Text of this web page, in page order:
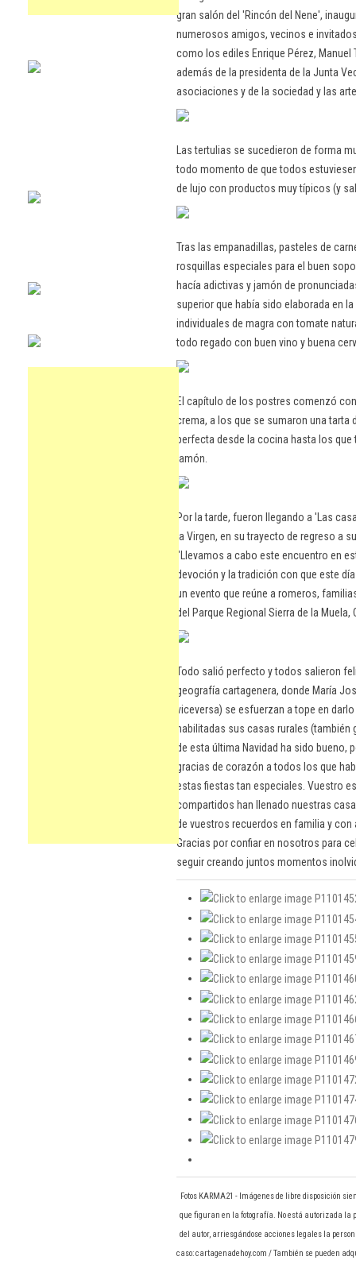
gran salón del 'Rincón del Nene',
numerosos amigos, vecinos e
como los ediles Enrique Pérez, Manuel
además de la presidenta de la Junta
asociaciones y de la sociedad y las
Las tertulias se sucedieron de forma
todo momento de que todos
de lujo con productos muy típicos (y
Tras las empanadillas, pasteles de
rosquillas especiales para el buen
hacía adictivas y jamón de
superior que había sido elaborada en
individuales de magra con tomate
todo regado con buen vino y buena
El capítulo de los postres comenzó
crema, a los que se sumaron una
perfecta desde la cocina hasta los
jamón.
Por la tarde, fueron llegando a 'Las
la Virgen, en su trayecto de regreso a
"Llevamos a cabo este encuentro en
devoción y la tradición con que este
un evento que reúne a romeros,
del Parque Regional Sierra de la
Todo salió perfecto y todos salieron
geografía cartagenera, donde María
viceversa) se esfuerzan a tope en
habilitadas sus casas rurales (también
de esta última Navidad ha sido bueno,
gracias de corazón a todos los que
estas fiestas tan especiales. Vuestro
compartidos han llenado nuestras
de vuestros recuerdos en familia y
Gracias por confiar en nosotros para
seguir creando juntos momentos
Fotos KARMA21 - Imágenes de libre disposición
que figuran en la fotografía. No está autorizada
del autor, arriesgándose acciones legales la
caso: cartagenadehoy.com / También se pueden